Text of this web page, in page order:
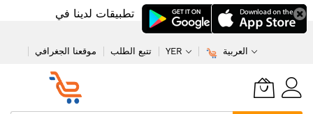
تطبيقات لدينا في
موقعنا الجغرافي تتبع الطلب YER العربية